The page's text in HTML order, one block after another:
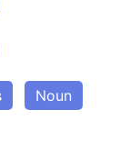
Noun